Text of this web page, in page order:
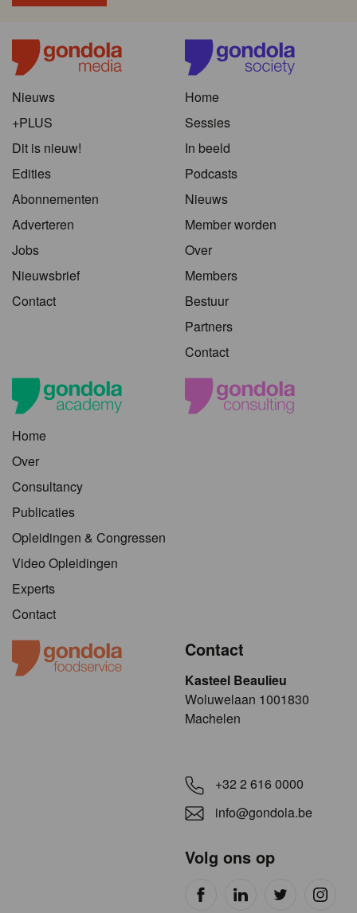
Nieuws
+PLUS
Dit is nieuw!
Edities
Abonnementen
Adverteren
Jobs
Nieuwsbrief
Contact
Home
Sessies
In beeld
Podcasts
Nieuws
Member worden
Over
Members
Bestuur
Partners
Contact
Home
Over
Consultancy
Publicaties
Opleidingen & Congressen
Video Opleidingen
Experts
Contact
Contact
Kasteel Beaulieu
​​​Woluwelaan 1001830
Machelen
+32 2 616 0000
info@gondola.be
Volg ons op